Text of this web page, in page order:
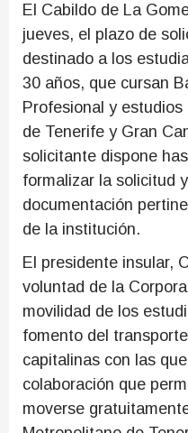
El Cabildo de La
jueves, el plazo de
destinado a los
30 años, que cursan
Profesional y
de Tenerife y Gran
solicitante dispone
formalizar la solicitud
documentación
de la institución.
El presidente insular,
voluntad de la
movilidad de los
fomento del
capitalinas con las
colaboración que
moverse